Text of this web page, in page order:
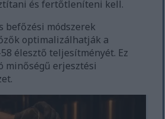
és fertőtleníteni kell.
befőzési módszerek
optimalizálhatják a
élesztő teljesítményét. Ez
minőségű erjesztési